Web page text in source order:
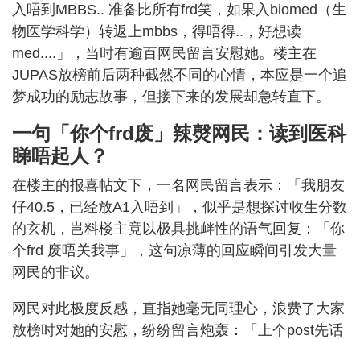
入唔到MBBS.. 准备比所有frd笑，如果入biomed（生
物医学科学）转返上mbbs，得唔得..，好想读
med....」，当时有逾百网民留言安慰她。楼主在
JUPAS放榜前后两种截然不同的心情，本应是一个追
梦成功的励志故事，但接下来的发展却急转直下。
一句「你个frd废」辣㷫网民：读到医科
睇唔起人？
在楼主的报喜帖文下，一名网民留言表示：「我朋友
仔40.5，已经放A1入唔到」，似乎是想探讨收生分数
的玄机，岂料楼主竟以极具挑衅性的语气回复：「你
个frd 废唔关我事」，这句凉薄的回应瞬间引发大量
网民的非议。
网民对此极度反感，直指她毫无同理心，浪费了大家
放榜时对她的安慰，纷纷留言炮轰：「上个post先话